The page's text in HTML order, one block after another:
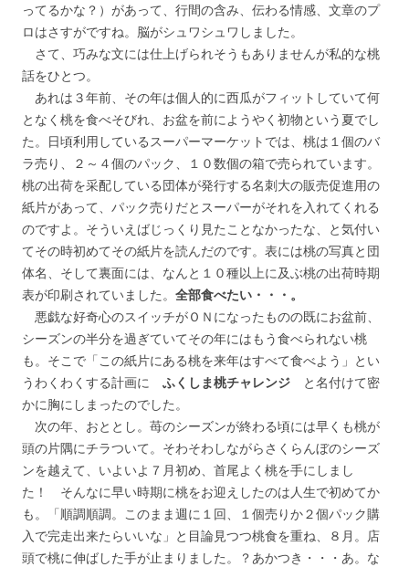
ってるかな？）があって、行間の含み、伝わる情感、文章のプ
ロはさすがですね。脳がシュワシュワしました。
さて、巧みな文には仕上げられそうもありませんが私的な桃
話をひとつ。
あれは３年前、その年は個人的に西瓜がフィットしていて何
となく桃を食べそびれ、お盆を前にようやく初物という夏でし
た。日頃利用しているスーパーマーケットでは、桃は１個のバ
ラ売り、２～４個のパック、１０数個の箱で売られています。
桃の出荷を采配している団体が発行する名刺大の販売促進用の
紙片があって、パック売りだとスーパーがそれを入れてくれる
のですよ。そういえばじっくり見たことなかったな、と気付い
てその時初めてその紙片を読んだのです。表には桃の写真と団
体名、そして裏面には、なんと１０種以上に及ぶ桃の出荷時期
表が印刷されていました。 全部食べたい・・・。
悪戯な好奇心のスイッチがＯＮになったものの既にお盆前、
シーズンの半分を過ぎていてその年にはもう食べられない桃
も。そこで「この紙片にある桃を来年はすべて食べよう」とい
うわくわくする計画に ふくしま桃チャレンジ と名付けて密
かに胸にしまったのでした。
次の年、おととし。苺のシーズンが終わる頃には早くも桃が
頭の片隅にチラついて。そわそわしながらさくらんぼのシーズ
ンを越えて、いよいよ７月初め、首尾よく桃を手にしまし
た！ そんなに早い時期に桃をお迎えしたのは人生で初めてか
も。「順調順調。このまま週に１回、１個売りか２個パック購
入で完走出来たらいいな」と目論見つつ桃食を重ね、８月。店
頭で桃に伸ばした手が止まりました。？あかつき・・・あ。な